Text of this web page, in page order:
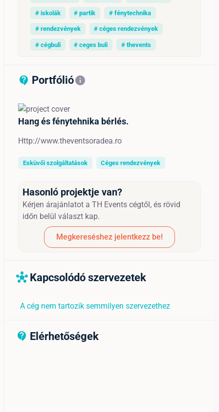
# iskolák # partik # fénytechnika
# rendezvények # céges rendezvények
# cégbuli # ceges buli # thevents
contact_support_outline
Portfólióinfo
Hang és fénytehnika bérlés.
Http://www.theventsoradea.ro
Esküvői szolgáltatások Céges rendezvények
Hasonló projektje van?
Kérjen árajánlatot a TH Events cégtől, és rövid
időn belül választ kap.
Megkereséshez jelentkezz be!
hub Kapcsolódó szervezetek
A cég nem tartozik semmilyen szervezethez
contact_support_outline
Elérhetőségek